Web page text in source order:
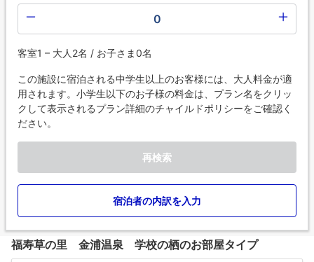
0
客室1 – 大人2名 / お子さま0名
この施設に宿泊される中学生以上のお客様には、大人料金が適
用されます。小学生以下のお子様の料金は、プラン名をクリッ
クして表示されるプラン詳細のチャイルドポリシーをご確認く
ださい。
再検索
宿泊者の内訳を入力
福寿草の里 金浦温泉 学校の栖のお部屋タイプ